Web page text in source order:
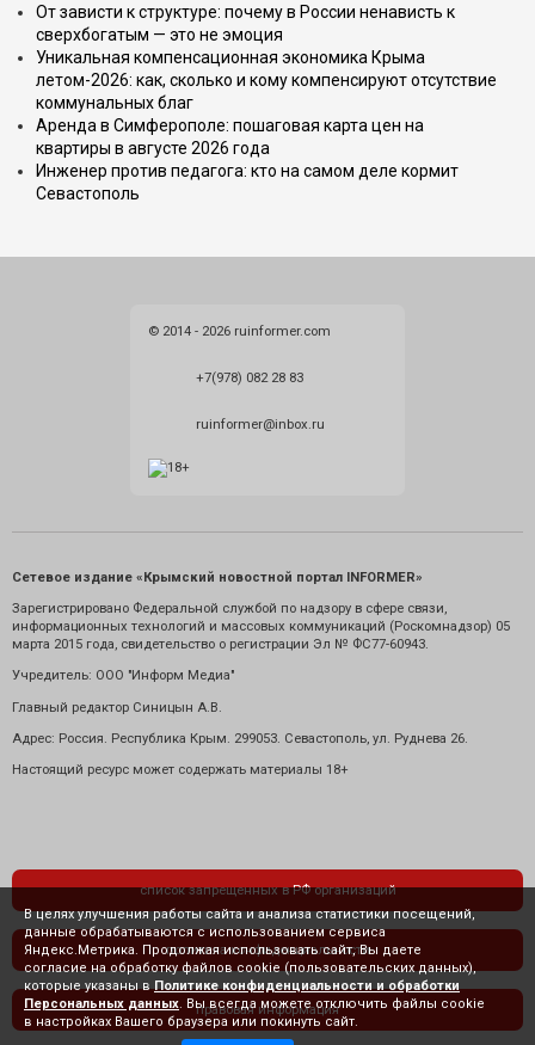
От зависти к структуре: почему в России ненависть к
сверхбогатым — это не эмоция
Уникальная компенсационная экономика Крыма
летом-2026: как, сколько и кому компенсируют отсутствие
коммунальных благ
Аренда в Симферополе: пошаговая карта цен на
квартиры в августе 2026 года
Инженер против педагога: кто на самом деле кормит
Севастополь
© 2014 - 2026 ruinformer.com
+7(978) 082 28 83
ruinformer@inbox.ru
Сетевое издание «Крымский новостной портал INFORMER»
Зарегистрировано Федеральной службой по надзору в сфере связи,
информационных технологий и массовых коммуникаций (Роскомнадзор) 05
марта 2015 года, свидетельство о регистрации Эл № ФС77-60943.
Учредитель: ООО "Информ Медиа"
Главный редактор Синицын А.В.
Адрес: Россия. Республика Крым. 299053. Севастополь, ул. Руднева 26.
Настоящий ресурс может содержать материалы 18+
список запрещенных в РФ организаций
политика конфиденциальности
правовая информация
В целях улучшения работы сайта и анализа статистики посещений,
данные обрабатываются с использованием сервиса
Яндекс.Метрика. Продолжая использовать сайт, Вы даете
согласие на обработку файлов cookie (пользовательских данных),
которые указаны в Политике конфиденциальности и обработки
Персональных данных . Вы всегда можете отключить файлы cookie
в настройках Вашего браузера или покинуть сайт.